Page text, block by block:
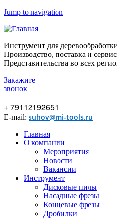
Jump to navigation
Инструмент для деревообработки
Производство, поставка и
Представительства во всех
Закажите
звонок
+ 79112192651
E-mail: suhov@mi-tools.ru
Главная
О компании
Мероприятия
Новости
Вакансии
Инструмент
Дисковые пилы
Насадные фрезы
Концевые фрезы
Дробилки